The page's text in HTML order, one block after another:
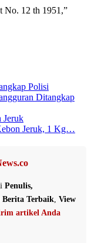
No. 12 th 1951,”
Polisi
Ditangkap
Jeruk
Jeruk, 1 Kg…
Penulis,
Berita Terbaik View
artikel Anda